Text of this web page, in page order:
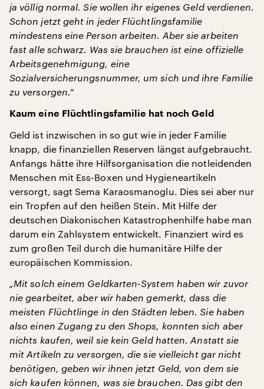
ja völlig normal. Sie wollen ihr eigenes Geld verdienen.
Schon jetzt geht in jeder Flüchtlingsfamilie
mindestens eine Person arbeiten. Aber sie arbeiten
fast alle schwarz. Was sie brauchen ist eine offizielle
Arbeitsgenehmigung, eine
Sozialversicherungsnummer, um sich und ihre Familie
zu versorgen.“
Kaum eine Flüchtlingsfamilie hat noch Geld
Geld ist inzwischen in so gut wie in jeder Familie
knapp, die finanziellen Reserven längst aufgebraucht.
Anfangs hätte ihre Hilfsorganisation die notleidenden
Menschen mit Ess-Boxen und Hygieneartikeln
versorgt, sagt Sema Karaosmanoglu. Dies sei aber nur
ein Tropfen auf den heißen Stein. Mit Hilfe der
deutschen Diakonischen Katastrophenhilfe habe man
darum ein Zahlsystem entwickelt. Finanziert wird es
zum großen Teil durch die humanitäre Hilfe der
europäischen Kommission.
„Mit solch einem Geldkarten-System haben wir zuvor
nie gearbeitet, aber wir haben gemerkt, dass die
meisten Flüchtlinge in den Städten leben. Sie haben
also einen Zugang zu den Shops, konnten sich aber
nichts kaufen, weil sie kein Geld hatten. Anstatt sie
mit Artikeln zu versorgen, die sie vielleicht gar nicht
benötigen, geben wir ihnen jetzt Geld, von dem sie
sich kaufen können, was sie brauchen. Das gibt den